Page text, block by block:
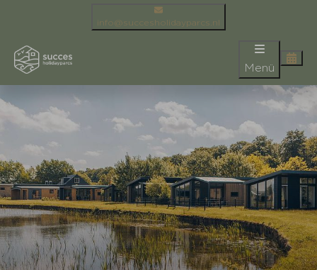
info@succesholidayparcs.nl
Menü